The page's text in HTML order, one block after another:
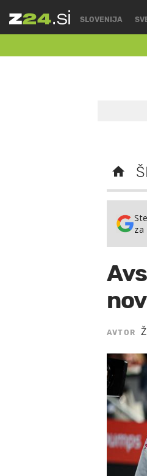
SLOVENIJA
za
AVTOR